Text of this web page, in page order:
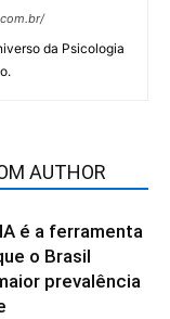
da Psicologia
AUTHOR
é a ferramenta
o Brasil
prevalência